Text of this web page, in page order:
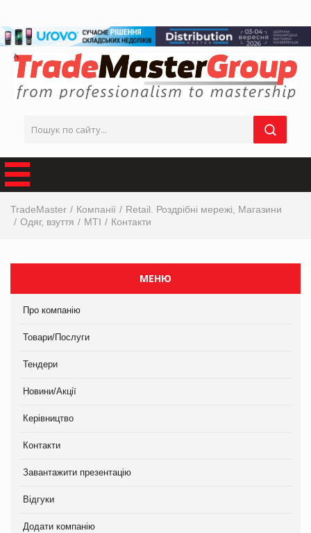
TradeMaster Компанії
Retail. Роздрібні мережі, Магазини
Одяг, взуття
МТІ Контакти
МЕНЮ
Про компанію
Товари/Послуги
Тендери
Новини/Акції
Керівництво
Контакти
Завантажити презентацію
Відгуки
Додати компанію